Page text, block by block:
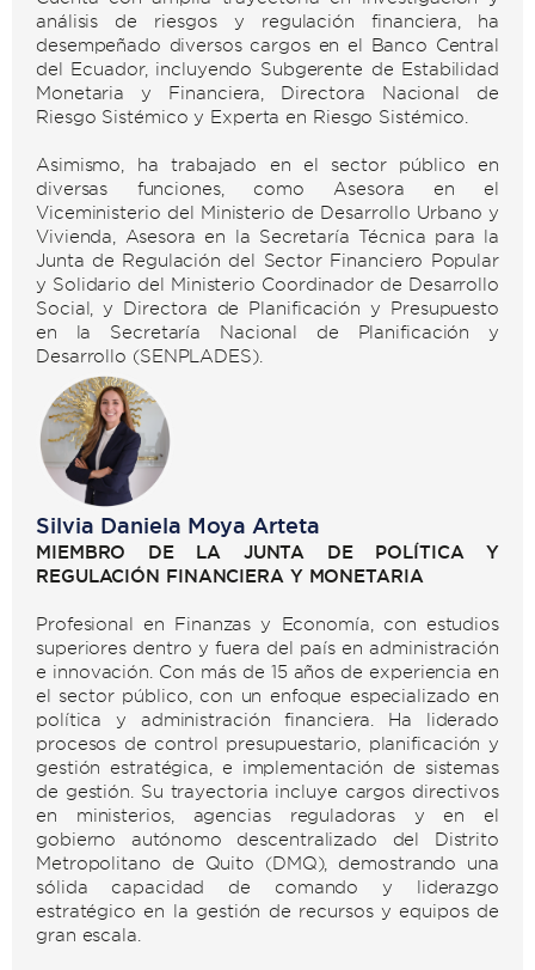
análisis de riesgos y regulación financiera, ha
desempeñado diversos cargos en el Banco Central
del Ecuador, incluyendo Subgerente de Estabilidad
Monetaria y Financiera, Directora Nacional de
Riesgo Sistémico y Experta en Riesgo Sistémico.
Asimismo, ha trabajado en el sector público en
diversas funciones, como Asesora en el
Viceministerio del Ministerio de Desarrollo Urbano y
Vivienda, Asesora en la Secretaría Técnica para la
Junta de Regulación del Sector Financiero Popular
y Solidario del Ministerio Coordinador de Desarrollo
Social, y Directora de Planificación y Presupuesto
en la Secretaría Nacional de Planificación y
Desarrollo (SENPLADES).
Silvia Daniela Moya Arteta
MIEMBRO DE LA JUNTA DE POLÍTICA Y
REGULACIÓN FINANCIERA Y MONETARIA
Profesional en Finanzas y Economía, con estudios
superiores dentro y fuera del país en administración
e innovación. Con más de 15 años de experiencia en
el sector público, con un enfoque especializado en
política y administración financiera. Ha liderado
procesos de control presupuestario, planificación y
gestión estratégica, e implementación de sistemas
de gestión. Su trayectoria incluye cargos directivos
en ministerios, agencias reguladoras y en el
gobierno autónomo descentralizado del Distrito
Metropolitano de Quito (DMQ), demostrando una
sólida capacidad de comando y liderazgo
estratégico en la gestión de recursos y equipos de
gran escala.